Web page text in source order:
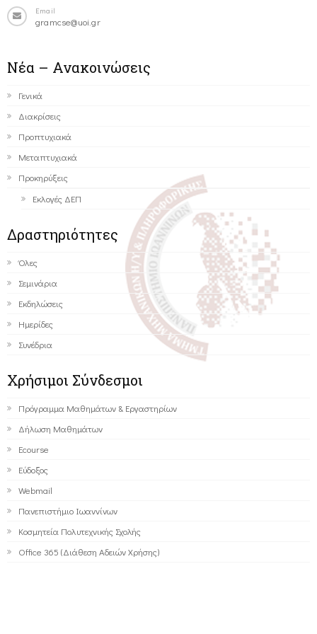
Email
gramcse@uoi.gr
Νέα – Ανακοινώσεις
Γενικά
Διακρίσεις
Προπτυχιακά
Μεταπτυχιακά
Προκηρύξεις
Εκλογές ΔΕΠ
Δραστηριότητες
Όλες
Σεμινάρια
Εκδηλώσεις
Ημερίδες
Συνέδρια
Χρήσιμοι Σύνδεσμοι
Πρόγραμμα Μαθημάτων & Εργαστηρίων
Δήλωση Μαθημάτων
Ecourse
Εύδοξος
Webmail
Πανεπιστήμιο Ιωαννίνων
Κοσμητεία Πολυτεχνικής Σχολής
Office 365 (Διάθεση Αδειών Χρήσης)